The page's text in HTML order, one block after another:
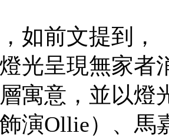
如前文提到，
光呈現無家者
寓意，並以燈
演Ollie）、馬